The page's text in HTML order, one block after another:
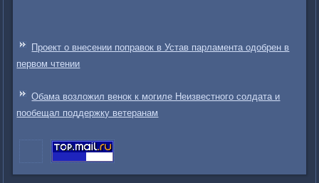
Проект о внесении поправок в Устав парламента одобрен в
первом чтении
Обама возложил венок к могиле Неизвестного солдата и
пообещал поддержку ветеранам